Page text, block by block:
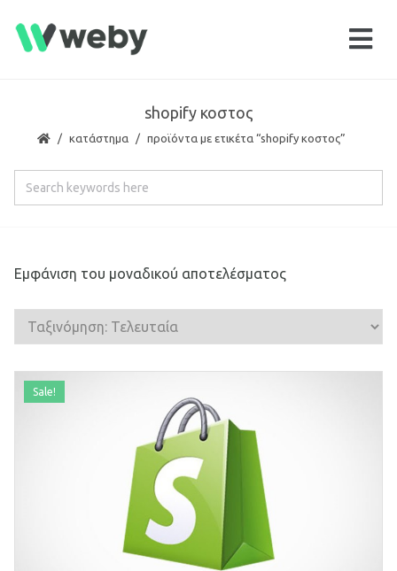
shopify κοστος
κατάστημα προϊόντα με ετικέτα “shopify κοστος”
Εμφάνιση του μοναδικού αποτελέσματος
Sale!